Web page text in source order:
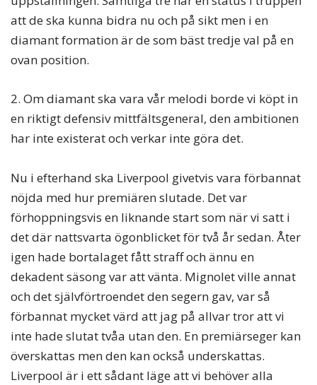
att de ska kunna bidra nu och på sikt men i en
diamant formation är de som bäst tredje val på en
ovan position.
2. Om diamant ska vara vår melodi borde vi köpt in
en riktigt defensiv mittfältsgeneral, den ambitionen
har inte existerat och verkar inte göra det.
Nu i efterhand ska Liverpool givetvis vara förbannat
nöjda med hur premiären slutade. Det var
förhoppningsvis en liknande start som när vi satt i
det där nattsvarta ögonblicket för två år sedan. Åter
igen hade bortalaget fått straff och ännu en
dekadent säsong var att vänta. Mignolet ville annat
och det självförtroendet den segern gav, var så
förbannat mycket värd att jag på allvar tror att vi
inte hade slutat tvåa utan den. En premiärseger kan
överskattas men den kan också underskattas.
Liverpool är i ett sådant läge att vi behöver alla